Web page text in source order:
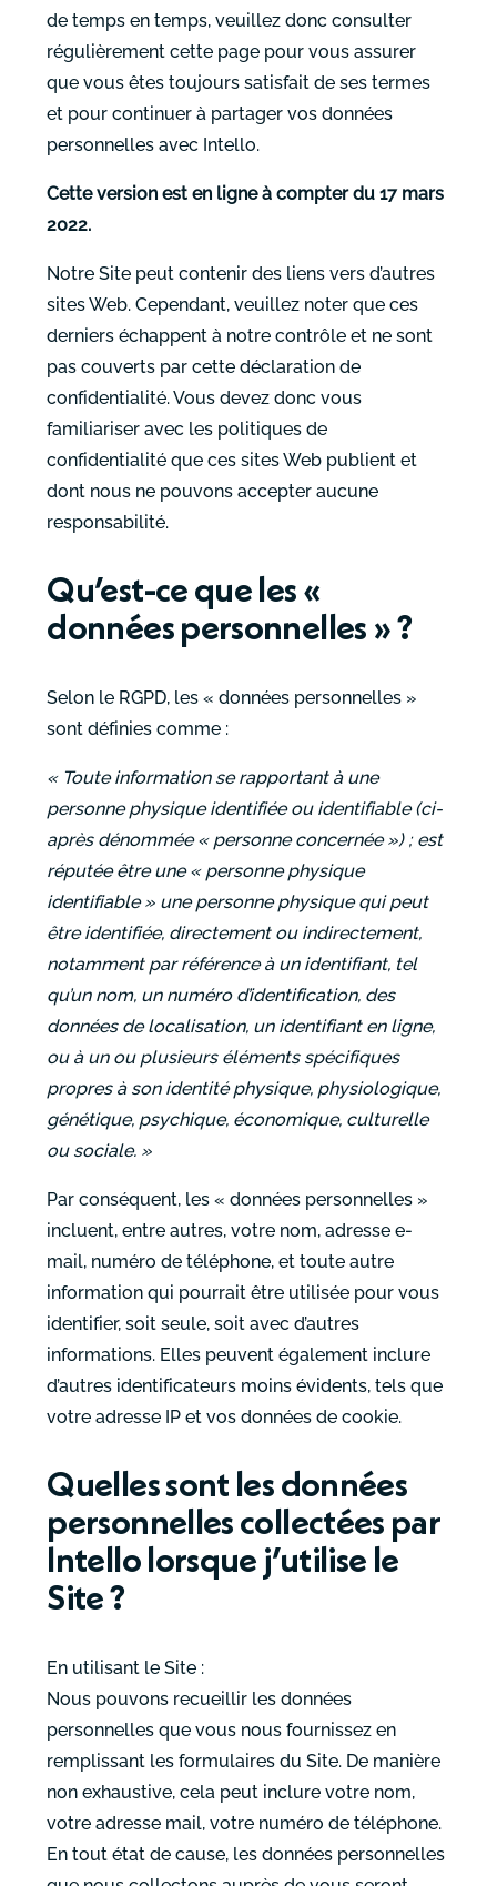
de temps en temps, veuillez donc consulter
régulièrement cette page pour vous assurer
que vous êtes toujours satisfait de ses termes
et pour continuer à partager vos données
personnelles avec Intello.
Cette version est en ligne à compter du 17 mars
2022.
Notre Site peut contenir des liens vers d’autres
sites Web. Cependant, veuillez noter que ces
derniers échappent à notre contrôle et ne sont
pas couverts par cette déclaration de
confidentialité. Vous devez donc vous
familiariser avec les politiques de
confidentialité que ces sites Web publient et
dont nous ne pouvons accepter aucune
responsabilité.
Qu’est-ce que les «
données personnelles » ?
Selon le RGPD, les « données personnelles »
sont définies comme :
« Toute information se rapportant à une
personne physique identifiée ou identifiable (ci-
après dénommée « personne concernée ») ; est
réputée être une « personne physique
identifiable » une personne physique qui peut
être identifiée, directement ou indirectement,
notamment par référence à un identifiant, tel
qu’un nom, un numéro d’identification, des
données de localisation, un identifiant en ligne,
ou à un ou plusieurs éléments spécifiques
propres à son identité physique, physiologique,
génétique, psychique, économique, culturelle
ou sociale. »
Par conséquent, les « données personnelles »
incluent, entre autres, votre nom, adresse e-
mail, numéro de téléphone, et toute autre
information qui pourrait être utilisée pour vous
identifier, soit seule, soit avec d’autres
informations. Elles peuvent également inclure
d’autres identificateurs moins évidents, tels que
votre adresse IP et vos données de cookie.
Quelles sont les données
personnelles collectées par
Intello lorsque j’utilise le
Site ?
En utilisant le Site :
Nous pouvons recueillir les données
personnelles que vous nous fournissez en
remplissant les formulaires du Site. De manière
non exhaustive, cela peut inclure votre nom,
votre adresse mail, votre numéro de téléphone.
En tout état de cause, les données personnelles